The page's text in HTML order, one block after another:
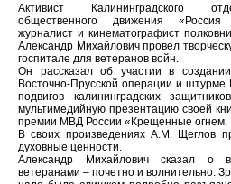
Активист Калининградского
общественного движения «Россия
журналист и кинематографист
Александр Михайлович провел
госпитале для ветеранов войн.
Он рассказал об участии в
Восточно-Прусской операции и штурме
подвигов калининградских
мультимедийную презентацию своей
премии МВД России «Крещенные огнем.
В своих произведениях А.М. Щеглов
духовные ценности.
Александр Михайлович сказал о
ветеранами – почетно и волнительно.